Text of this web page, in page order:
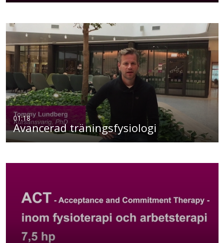
01:18
Avancerad träningsfysiologi